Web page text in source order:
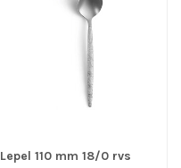
Lepel 110 mm 18/0 rvs